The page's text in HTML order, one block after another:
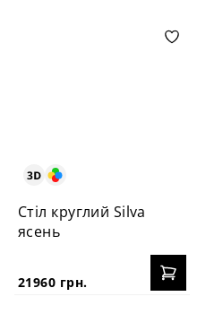
Стіл круглий Silva
ясень
21960 грн.